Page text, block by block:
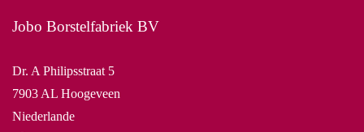
Jobo Borstelfabriek BV
Dr. A Philipsstraat 5
7903 AL Hoogeveen
Niederlande